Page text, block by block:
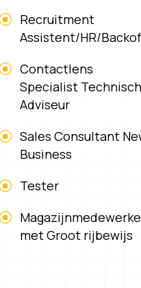
Recruitment
Assistent/HR/
Contactlens
Specialist Technisch
Adviseur
Sales Consultant
Business
Tester
met Groot rijbewijs